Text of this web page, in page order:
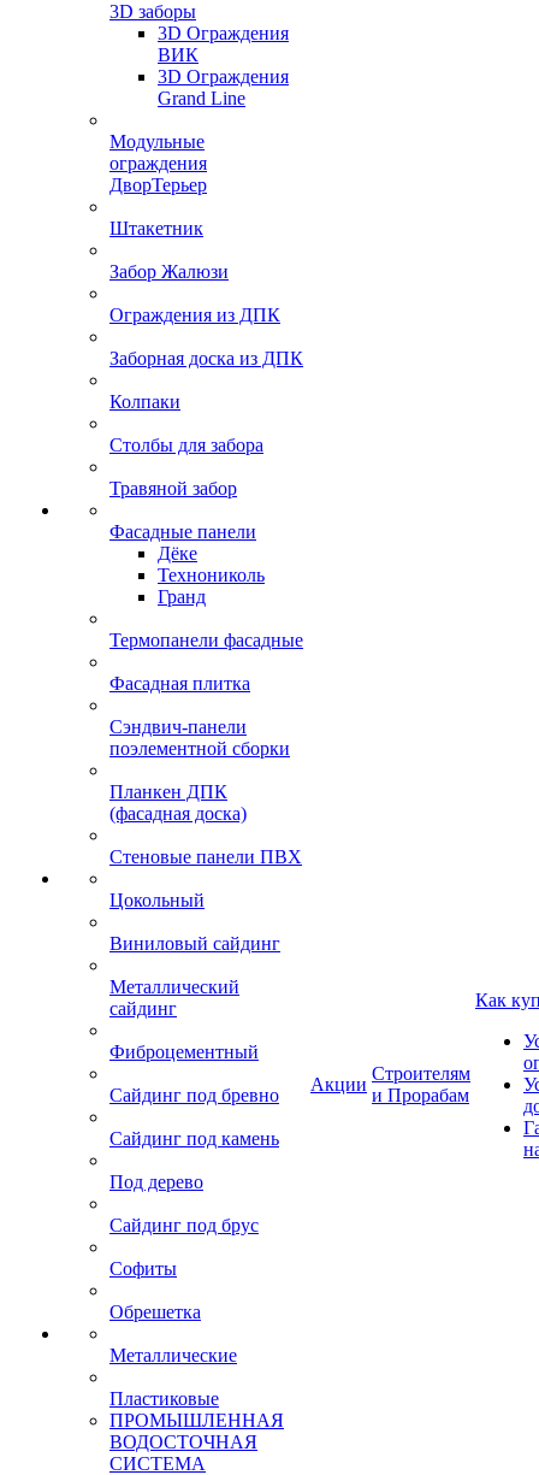
3D заборы
3D Ограждения
ВИК
3D Ограждения
Grand Line
Модульные
ограждения
ДворТерьер
Штакетник
Забор Жалюзи
Ограждения из ДПК
Заборная доска из ДПК
Колпаки
Столбы для забора
Травяной забор
Фасадные панели
Дёке
Технониколь
Гранд
Термопанели фасадные
Фасадная плитка
Сэндвич-панели
поэлементной сборки
Планкен ДПК
(фасадная доска)
Стеновые панели ПВХ
Цокольный
Виниловый сайдинг
Металлический
сайдинг
Фиброцементный
Сайдинг под бревно
Сайдинг под камень
Под дерево
Сайдинг под брус
Софиты
Обрешетка
Металлические
Пластиковые
ПРОМЫШЛЕННАЯ
ВОДОСТОЧНАЯ
СИСТЕМА
Акции
Строителям
и Прорабам
Как